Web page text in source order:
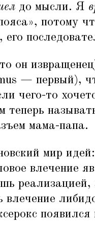
до мысли. Я
потому
, его
он
— первый),
чего-то
теперь
мама-папа.
мир
влечение